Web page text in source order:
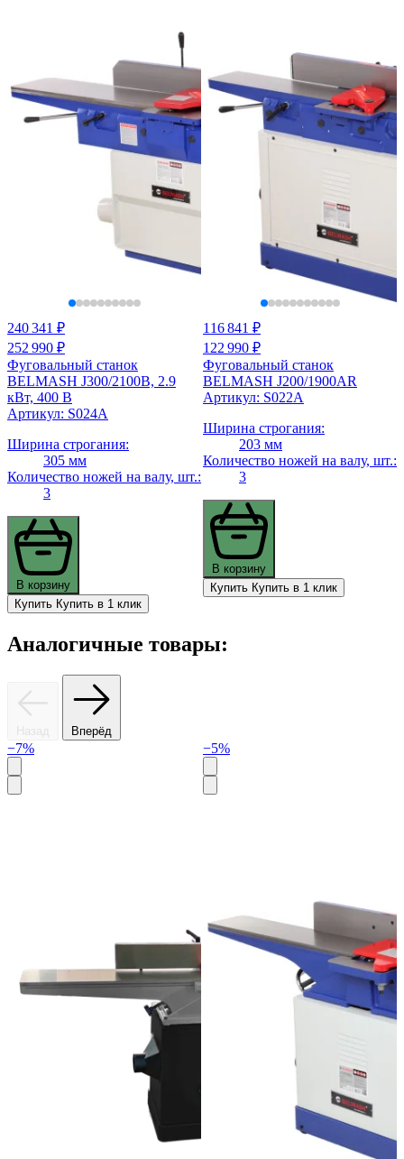
240 341 ₽
252 990 ₽
Фуговальный станок
BELMASH J300/2100В, 2.9
кВт, 400 В
Артикул: S024A
Ширина строгания:
305 мм
Количество ножей на валу, шт.:
3
В корзину
Купить Купить в 1 клик
116 841 ₽
122 990 ₽
Фуговальный станок
BELMASH J200/1900AR
Артикул: S022A
Ширина строгания:
203 мм
Количество ножей на валу, шт.:
3
В корзину
Купить Купить в 1 клик
Аналогичные товары:
Назад Вперёд
−7% −5%